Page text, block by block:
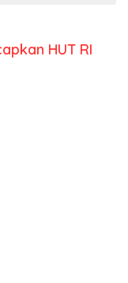
HUT RI